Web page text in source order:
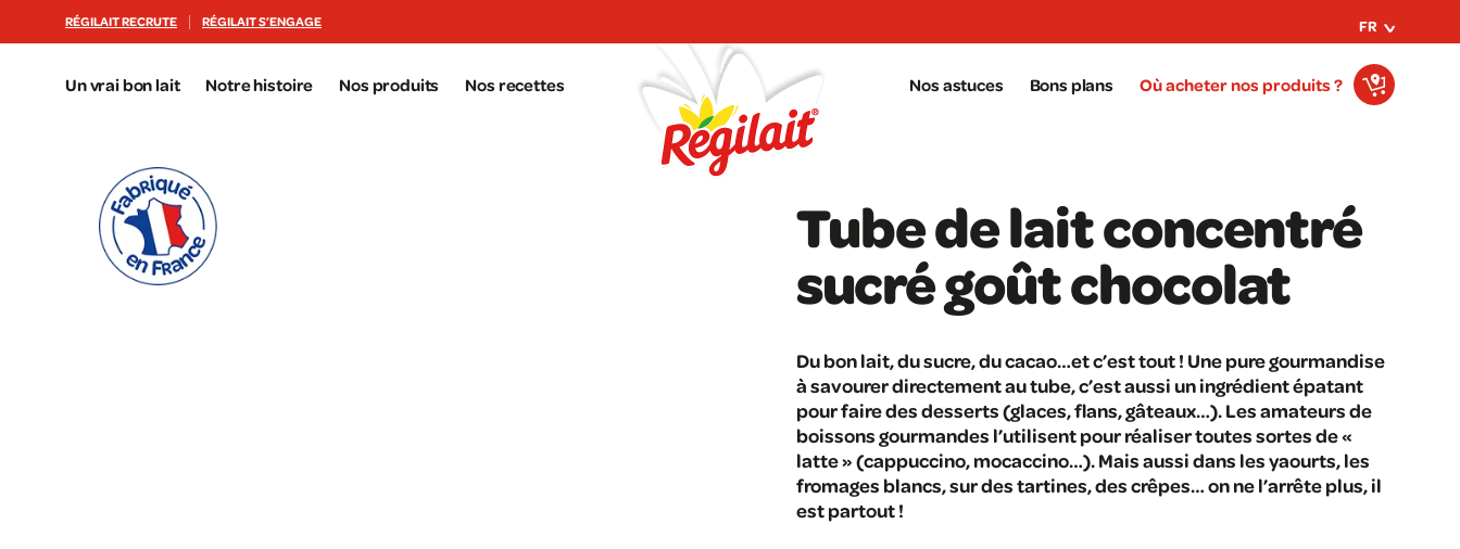
RÉGILAIT RECRUTE RÉGILAIT S’ENGAGE
Un vrai bon lait Notre histoire Nos produits Nos recettes Nos astuces Bons plans
FR
Où acheter nos produits ?
Tube de lait concentré
sucré goût chocolat
Du bon lait, du sucre, du cacao…et c’est tout ! Une pure gourmandise
à savourer directement au tube, c’est aussi un ingrédient épatant
pour faire des desserts (glaces, flans, gâteaux…). Les amateurs de
boissons gourmandes l’utilisent pour réaliser toutes sortes de «
latte » (cappuccino, mocaccino…). Mais aussi dans les yaourts, les
fromages blancs, sur des tartines, des crêpes… on ne l’arrête plus, il
est partout !